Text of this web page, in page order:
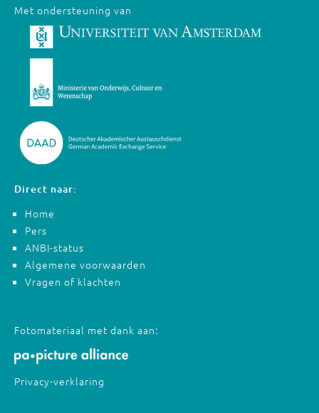
Met ondersteuning van
Direct naar:
Home
Pers
ANBI-status
Algemene voorwaarden
Vragen of klachten
Fotomateriaal met dank aan:
Privacy-verklaring